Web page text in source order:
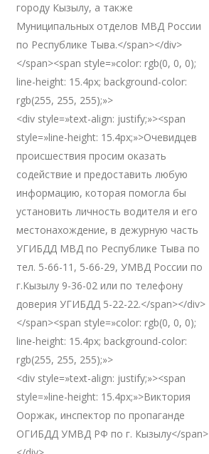
городу Кызылу, а также
Муниципальных отделов МВД России
по Республике Тыва.</span></div>
</span><span style=»color: rgb(0, 0, 0);
line-height: 15.4px; background-color:
rgb(255, 255, 255);»>
<div style=»text-align: justify;»><span
style=»line-height: 15.4px;»>Очевидцев
происшествия просим оказать
содействие и предоставить любую
информацию, которая помогла бы
установить личность водителя и его
местонахождение, в дежурную часть
УГИБДД МВД по Республике Тыва по
тел. 5-66-11, 5-66-29, УМВД России по
г.Кызылу 9-36-02 или по телефону
доверия УГИБДД 5-22-22.</span></div>
</span><span style=»color: rgb(0, 0, 0);
line-height: 15.4px; background-color:
rgb(255, 255, 255);»>
<div style=»text-align: justify;»><span
style=»line-height: 15.4px;»>Виктория
Ооржак, инспектор по пропаганде
ОГИБДД УМВД РФ по г. Кызылу</span>